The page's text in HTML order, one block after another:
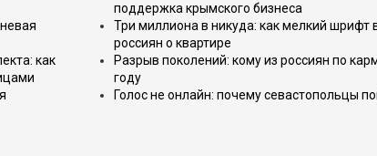
как
поддержка крымского бизнеса
Три миллиона в никуда: как мелкий шрифт
россиян о квартире
Разрыв поколений: кому из россиян по
году
Голос не онлайн: почему севастопольцы